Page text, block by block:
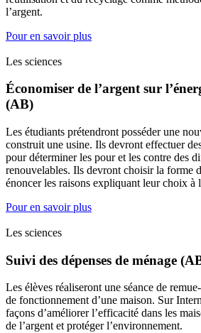
l’argent.
Pour en savoir plus
Les sciences
Économiser de l’argent sur
(AB)
Les étudiants prétendront posséder une
construit une usine. Ils devront effectuer
pour déterminer les pour et les contre des
renouvelables. Ils devront choisir la forme
énoncer les raisons expliquant leur choix à
Pour en savoir plus
Les sciences
Suivi des dépenses de ménage
Les élèves réaliseront une séance de
de fonctionnement d’une maison. Sur
façons d’améliorer l’efficacité dans les
de l’argent et protéger l’environnement.